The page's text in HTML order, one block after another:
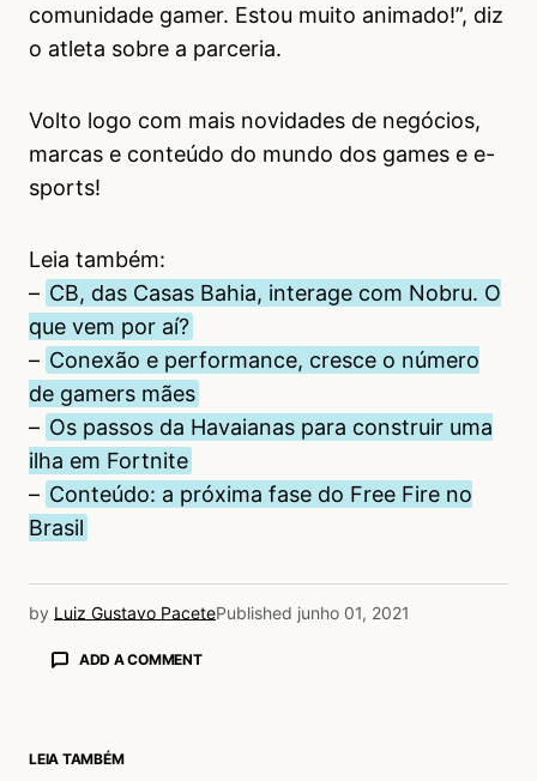
comunidade gamer. Estou muito animado!”, diz
o atleta sobre a parceria.
Volto logo com mais novidades de negócios,
marcas e conteúdo do mundo dos games e e-
sports!
Leia também:
– CB, das Casas Bahia, interage com Nobru. O
que vem por aí?
– Conexão e performance, cresce o número
de gamers mães
– Os passos da Havaianas para construir uma
ilha em Fortnite
– Conteúdo: a próxima fase do Free Fire no
Brasil
by Luiz Gustavo PacetePublished junho 01, 2021
ADD A COMMENT
LEIA TAMBÉM